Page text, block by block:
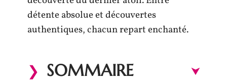
détente absolue et découvertes
authentiques, chacun repart enchanté.
SOMMAIRE